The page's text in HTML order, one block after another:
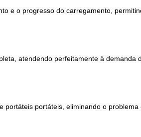
e o progresso do carregamento,
atendendo perfeitamente à
portáteis, eliminando o